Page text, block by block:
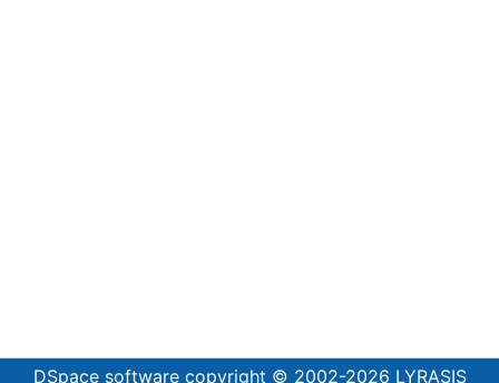
DSpace softwarecopyright © 2002-2026 LYRASIS